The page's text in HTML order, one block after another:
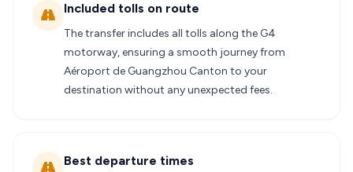
Included tolls on route
The transfer includes all tolls along the G4
motorway, ensuring a smooth journey from
Aéroport de Guangzhou Canton to your
destination without any unexpected fees.
Best departure times